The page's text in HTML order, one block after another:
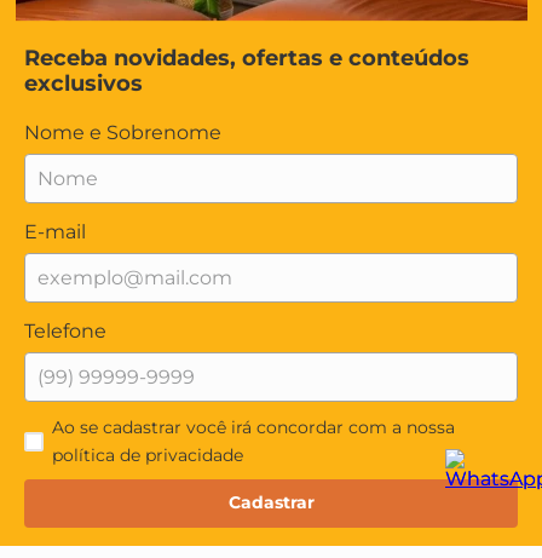
Receba novidades, ofertas e conteúdos
exclusivos
Nome e Sobrenome
E-mail
Telefone
Ao se cadastrar você irá concordar com a nossa
política de privacidade
Cadastrar